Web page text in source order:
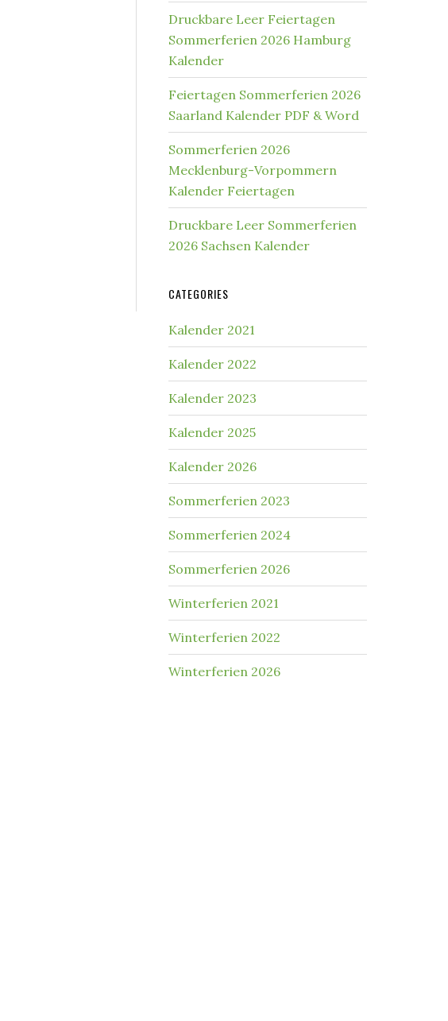
Druckbare Leer Feiertagen
Sommerferien 2026 Hamburg
Kalender
Feiertagen Sommerferien 2026
Saarland Kalender PDF & Word
Sommerferien 2026
Mecklenburg-Vorpommern
Kalender Feiertagen
Druckbare Leer Sommerferien
2026 Sachsen Kalender
CATEGORIES
Kalender 2021
Kalender 2022
Kalender 2023
Kalender 2025
Kalender 2026
Sommerferien 2023
Sommerferien 2024
Sommerferien 2026
Winterferien 2021
Winterferien 2022
Winterferien 2026